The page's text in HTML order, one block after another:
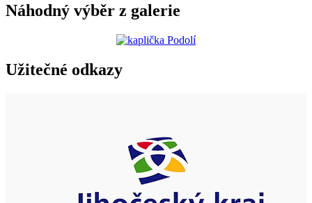
Náhodný výběr z galerie
Užitečné odkazy